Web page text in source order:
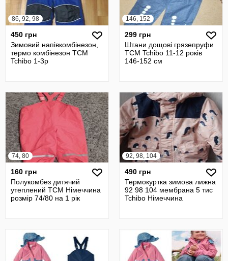
86, 92, 98
450 грн
Зимовий напівкомбінезон,
термо комбінезон TCM
Tchibo 1-3р
146, 152
299 грн
Штани дощові грязепруфи
TCM Tchibo 11-12 років
146-152 см
74, 80
160 грн
Полукомбез дитячий
утеплений TCM Німеччина
розмір 74/80 на 1 рік
92, 98, 104
490 грн
Термокуртка зимова лижна
92 98 104 мембрана 5 тис
Tchibo Німеччина